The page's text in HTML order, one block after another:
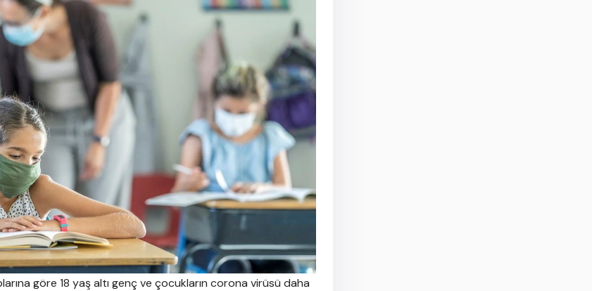
göre 18 yaş altı genç ve çocukların corona virüsü daha